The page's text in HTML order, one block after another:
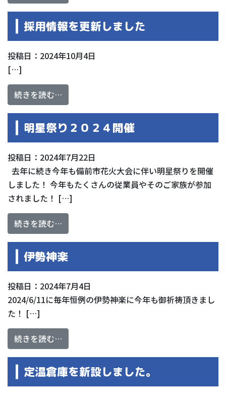
採用情報を更新しました
投稿日：2024年10月4日
[…]
続きを読む…
明星祭り２０２４開催
投稿日：2024年7月22日
去年に続き今年も備前市花火大会に伴い明星祭りを開催
しました！ 今年もたくさんの従業員やそのご家族が参加
されました！ […]
続きを読む…
伊勢神楽
投稿日：2024年7月4日
2024/6/11に毎年恒例の伊勢神楽に今年も御祈祷頂きまし
た！ […]
続きを読む…
定温倉庫を新設しました。